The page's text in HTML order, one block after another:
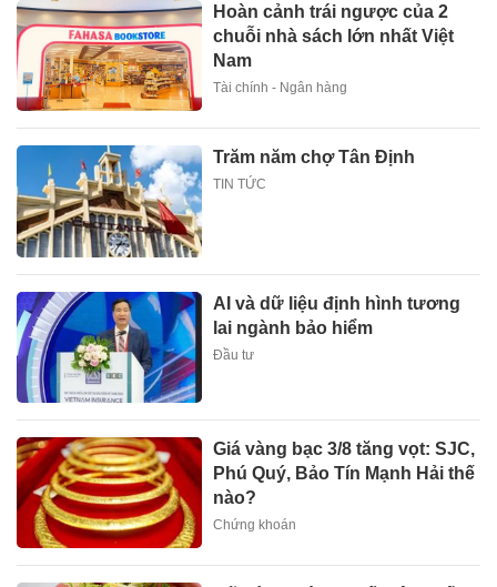
Hoàn cảnh trái ngược của 2
chuỗi nhà sách lớn nhất Việt
Nam
Tài chính - Ngân hàng
Trăm năm chợ Tân Định
TIN TỨC
AI và dữ liệu định hình tương
lai ngành bảo hiểm
Đầu tư
Giá vàng bạc 3/8 tăng vọt: SJC,
Phú Quý, Bảo Tín Mạnh Hải thế
nào?
Chứng khoán